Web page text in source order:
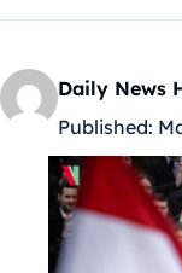
Daily News
Published: